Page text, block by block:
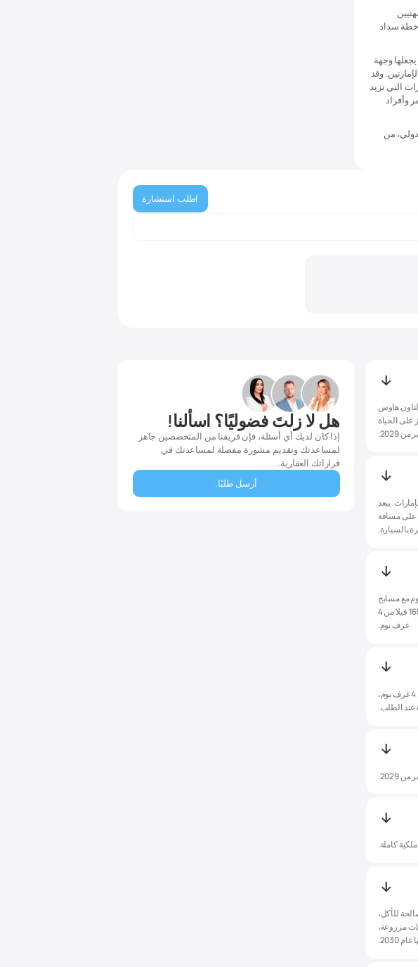
الدفع المكوّن من 5% دفعة أولى وخطة سداد
وجهة
وقد
حققت الفلل نحو 5%. وتؤهل العقارات التي تزيد
وأفراد
من
اطلب استشارة
أبوظبي، يضم 437 وحدة سكنية من التاون هاوس
تركز على الحياة
يبعد
الدولي على مسافة
بالسيارة.
هاوس من 3 غرف نوم (بتصاميم وسطية وزاوية)، وفللًا من 4 غرف نوم مع مسابح
خاصة. ويتألف المشروع إجمالًا من 437 وحدة سكنية: 108 تاون هاوس من 2 غرف نوم، و164 تاون هاوس من 3 غرف نوم، و165 فيلا من 4
غرف نوم.
تبدأ الأسعار من 1,700,000 درهم إماراتي للتاون هاوس من 2 غرف نوم. أما أسعار التاون هاوس من 3 غرف نوم والفلل من 4 غرف نوم،
الطلب.
كاملة.
للأكل،
مزروعة،
هل لا زلتَ فضوليًا؟ اسألنا!
إذا كان لديك أي أسئلة، فإن فريقنا من المتخصصين جاهز
لمساعدتك وتقديم مشورة مفصلة لمساعدتك في
قراراتك العقارية.
أرسل طلبًا.